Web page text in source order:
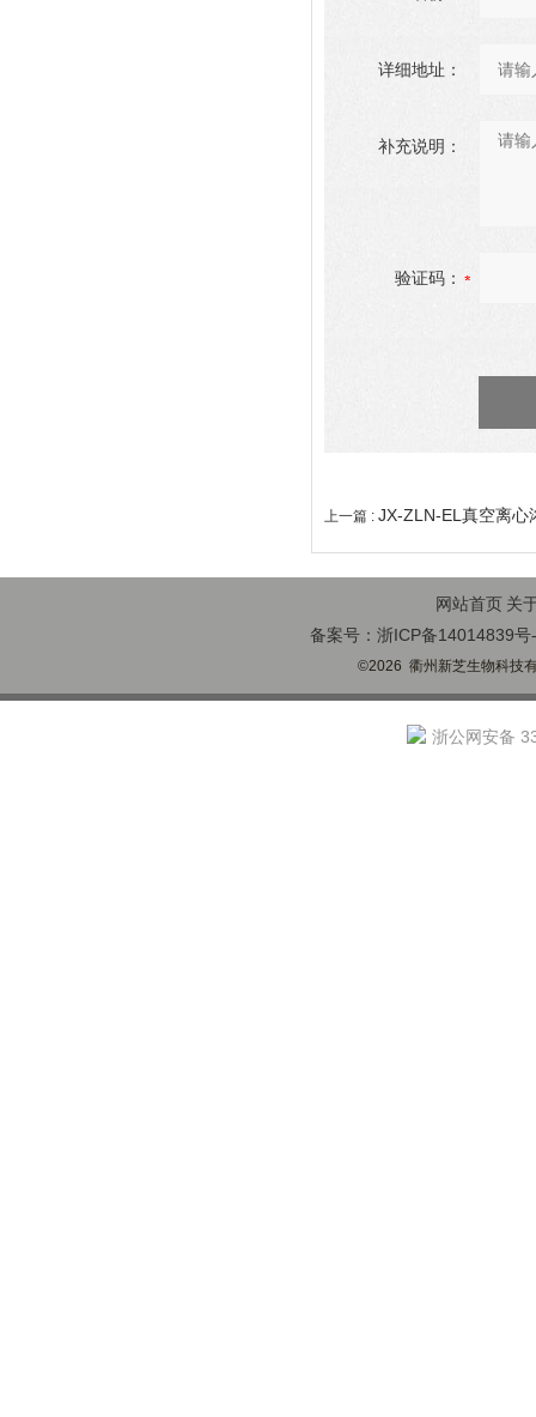
详细地址：
补充说明：
验证码：
上一篇 : JX-ZLN-EL真空离心
网站首页 关
备案号：浙ICP备14014839号
©2026 衢州新芝生物科技
浙公网安备